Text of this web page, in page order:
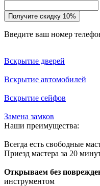
Получите скидку 10%
Введите ваш номер
Вскрытие дверей
Вскрытие автомобилей
Вскрытие сейфов
Замена замков
Наши преимущества:
Всегда есть свободные
Приезд мастера за 20
Открываем без
инструментом